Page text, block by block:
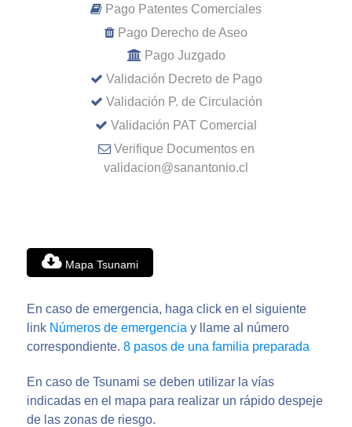
Pago Patentes Comerciales
Pago Derecho de Aseo
Pago Juzgado
Validación Decreto de Pago
Validación P. de Circulación
Validación PAT Comercial
Verifique Documentos en
validacion@sanantonio.cl
Mapa Tsunami
En caso de emergencia, haga click en el siguiente
link Números de emergencia y llame al número
correspondiente. 8 pasos de una familia preparada
En caso de Tsunami se deben utilizar la vías
indicadas en el mapa para realizar un rápido despeje
de las zonas de riesgo.